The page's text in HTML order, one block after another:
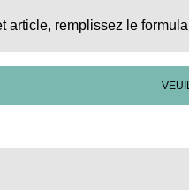
article, remplissez le